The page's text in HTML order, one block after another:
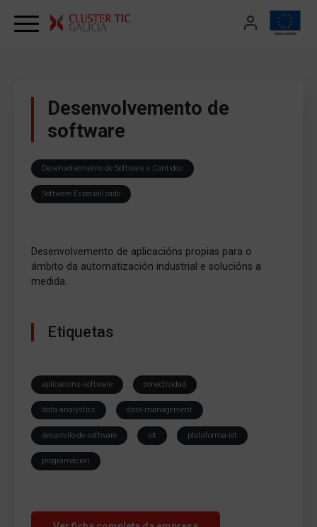
Desenvolvemento de
software
Desenvolvemento de Software e Contidos
Software Especializado
Desenvolvemento de aplicacións propias para o
ámbito da automatización industrial e solucións a
medida.
Etiquetas
aplicacions-software conectividad
data-analystics data-management
desarrollo-de-software iot plataforma-iot
programación